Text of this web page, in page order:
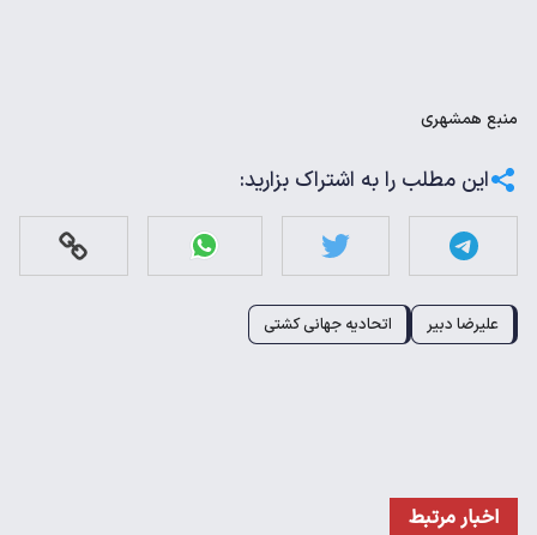
منبع همشهری
این مطلب را به اشتراک بزارید:
علیرضا دبیر اتحادیه جهانی کشتی
اخبار مرتبط